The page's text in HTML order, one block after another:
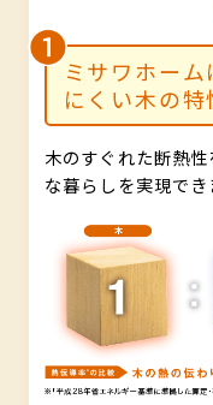
ミサワホー
にくい木の
木のすぐれた断熱
な暮らしを実現でき